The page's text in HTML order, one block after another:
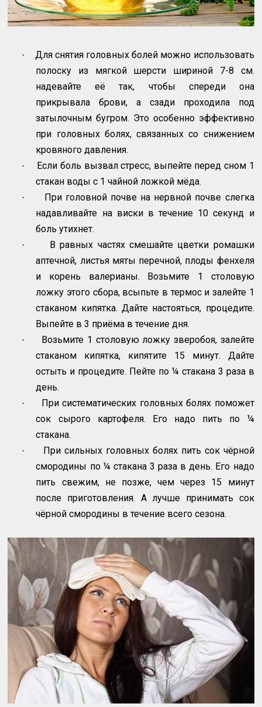
·
Для снятия головных болей можно использовать
полоску из мягкой шерсти шириной 7-8 см.
надевайте её так, чтобы спереди она
прикрывала брови, а сзади проходила под
затылочным бугром. Это особенно эффективно
при головных болях, связанных со снижением
кровяного давления.
·
Если боль вызвал стресс, выпейте перед сном 1
стакан воды с 1 чайной ложкой мёда.
·
При головной почве на нервной почве слегка
надавливайте на виски в течение 10 секунд и
боль утихнет.
·
В равных частях смешайте цветки ромашки
аптечной, листья мяты перечной, плоды фенхеля
и корень валерианы. Возьмите 1 столовую
ложку этого сбора, всыпьте в термос и залейте 1
стаканом кипятка. Дайте настояться, процедите.
Выпейте в 3 приёма в течение дня.
·
Возьмите 1 столовую ложку зверобоя, залейте
стаканом кипятка, кипятите 15 минут. Дайте
остыть и процедите. Пейте по ¼ стакана 3 раза в
день.
·
При систематических головных болях поможет
сок сырого картофеля. Его надо пить по ¼
стакана.
·
При сильных головных болях пить сок чёрной
смородины по ¼ стакана 3 раза в день. Его надо
пить свежим, не позже, чем через 15 минут
после приготовления. А лучше принимать сок
чёрной смородины в течение всего сезона.